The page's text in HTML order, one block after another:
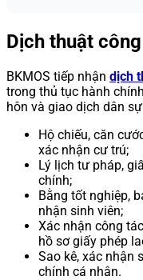
Dịch thuật
BKMOS tiếp nhận dịch
trong thủ tục hành
hôn và giao dịch dân
Hộ chiếu, căn
xác nhận cư trú;
Lý lịch tư pháp,
chính;
Bằng tốt nghiệp,
nhận sinh viên;
Xác nhận công
hồ sơ giấy phép
Sao kê, xác nhận
chính cá nhân.